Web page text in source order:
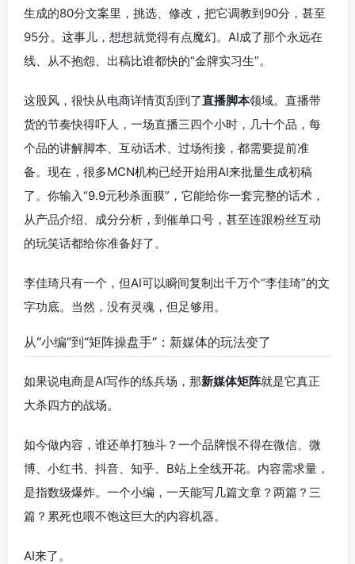
生成的80分文案里，挑选、修改，把它调教到90分，甚至
95分。这事儿，想想就觉得有点魔幻。AI成了那个永远在
线、从不抱怨、出稿比谁都快的“金牌实习生”。
这股风，很快从电商详情页刮到了直播脚本领域。直播带
货的节奏快得吓人，一场直播三四个小时，几十个品，每
个品的讲解脚本、互动话术、过场衔接，都需要提前准
备。现在，很多MCN机构已经开始用AI来批量生成初稿
了。你输入“9.9元秒杀面膜”，它能给你一套完整的话术，
从产品介绍、成分分析，到催单口号，甚至连跟粉丝互动
的玩笑话都给你准备好了。
李佳琦只有一个，但AI可以瞬间复制出千万个“李佳琦”的文
字功底。当然，没有灵魂，但足够用。
从“小编”到“矩阵操盘手”：新媒体的玩法变了
如果说电商是AI写作的练兵场，那新媒体矩阵就是它真正
大杀四方的战场。
如今做内容，谁还单打独斗？一个品牌恨不得在微信、微
博、小红书、抖音、知乎、B站上全线开花。内容需求量，
是指数级爆炸。一个小编，一天能写几篇文章？两篇？三
篇？累死也喂不饱这巨大的内容机器。
AI来了。